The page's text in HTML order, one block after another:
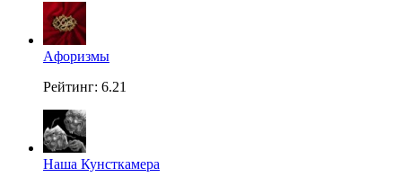
Aфоризмы
Рейтинг: 6.21
Наша Кунсткамера